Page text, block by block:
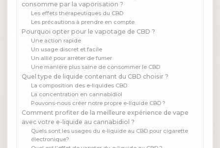
consomme par la vaporisation ?
Les effets thérapeutiques du CBD
Les précautions à prendre en compte
Pourquoi opter pour le vapotage de CBD ?
Une action rapide
Un usage discret et facile
Un allié pour arrêter de fumer
Une manière plus saine de consommer le CBD
Quel type de liquide contenant du CBD choisir ?
La composition des e-liquides CBD
La concentration en cannabidiol
Pouvons-nous créer notre propre e-liquide CBD ?
Comment profiter de la meilleure expérience de vape
avec votre e-liquide au cannabidiol ?
Quels sont les usages du e-liquide au CBD pour cigarette
électronique?